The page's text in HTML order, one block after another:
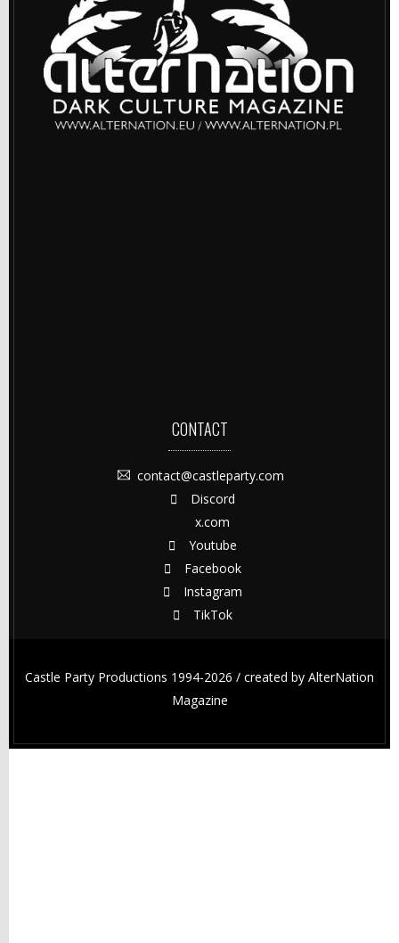
CONTACT
contact@castleparty.com
Discord
x.com
Youtube
Facebook
Instagram
TikTok
Castle Party Productions 1994-2026 / created by AlterNation
Magazine